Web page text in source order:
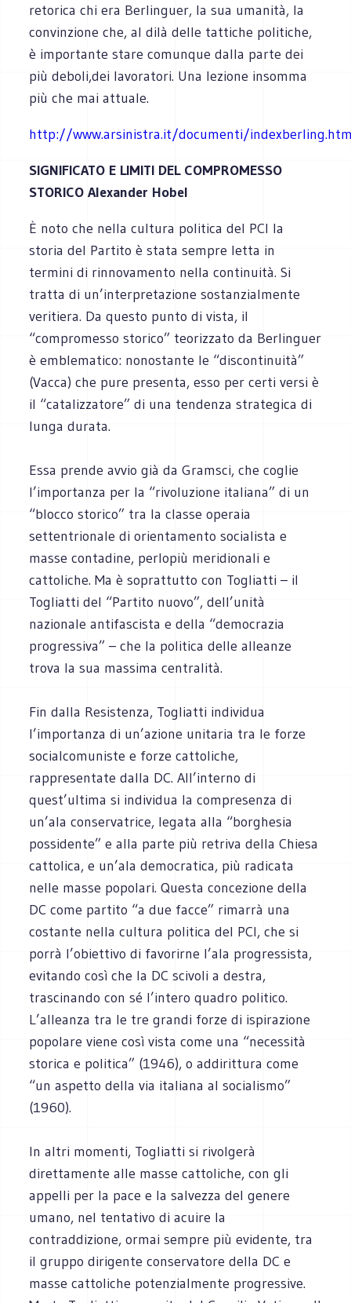
retorica chi era Berlinguer, la sua umanità, la
convinzione che, al dilà delle tattiche politiche,
è importante stare comunque dalla parte dei
più deboli,dei lavoratori. Una lezione insomma
più che mai attuale.
http://www.arsinistra.it/documenti/
SIGNIFICATO E LIMITI DEL COMPROMESSO
STORICO Alexander Hobel
È noto che nella cultura politica del PCI la
storia del Partito è stata sempre letta in
termini di rinnovamento nella continuità. Si
tratta di un’interpretazione sostanzialmente
veritiera. Da questo punto di vista, il
“compromesso storico” teorizzato da Berlinguer
è emblematico: nonostante le “discontinuità”
(Vacca) che pure presenta, esso per certi versi è
il “catalizzatore” di una tendenza strategica di
lunga durata.
Essa prende avvio già da Gramsci, che coglie
l’importanza per la “rivoluzione italiana” di un
“blocco storico” tra la classe operaia
settentrionale di orientamento socialista e
masse contadine, perlopiù meridionali e
cattoliche. Ma è soprattutto con Togliatti – il
Togliatti del “Partito nuovo”, dell’unità
nazionale antifascista e della “democrazia
progressiva” – che la politica delle alleanze
trova la sua massima centralità.
Fin dalla Resistenza, Togliatti individua
l’importanza di un’azione unitaria tra le forze
socialcomuniste e forze cattoliche,
rappresentate dalla DC. All’interno di
quest’ultima si individua la compresenza di
un’ala conservatrice, legata alla “borghesia
possidente” e alla parte più retriva della Chiesa
cattolica, e un’ala democratica, più radicata
nelle masse popolari. Questa concezione della
DC come partito “a due facce” rimarrà una
costante nella cultura politica del PCI, che si
porrà l’obiettivo di favorirne l’ala progressista,
evitando così che la DC scivoli a destra,
trascinando con sé l’intero quadro politico.
L’alleanza tra le tre grandi forze di ispirazione
popolare viene così vista come una “necessità
storica e politica” (1946), o addirittura come
“un aspetto della via italiana al socialismo”
(1960).
In altri momenti, Togliatti si rivolgerà
direttamente alle masse cattoliche, con gli
appelli per la pace e la salvezza del genere
umano, nel tentativo di acuire la
contraddizione, ormai sempre più evidente, tra
il gruppo dirigente conservatore della DC e
masse cattoliche potenzialmente progressive.